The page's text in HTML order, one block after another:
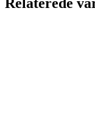
Relaterede